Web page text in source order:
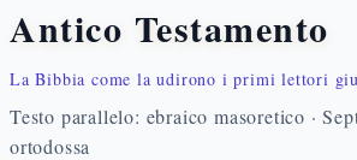
Antico Testamento
La Bibbia come la udirono i primi lettori
Testo parallelo: ebraico masoretico ·
ortodossa